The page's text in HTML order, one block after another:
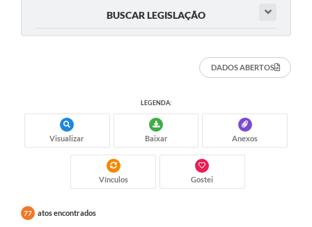
BUSCAR LEGISLAÇÃO
DADOS ABERTOS
LEGENDA:
Visualizar Baixar Anexos
Vínculos Gostei
77 atos encontrados